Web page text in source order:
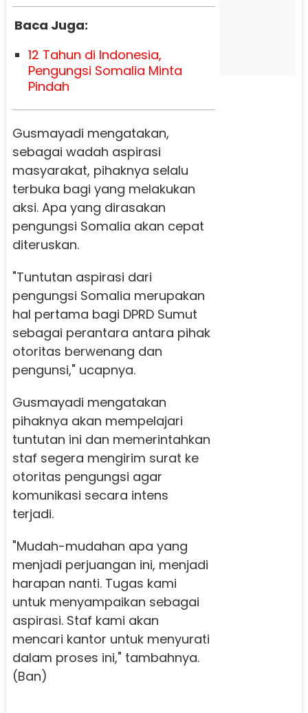
Baca Juga:
12 Tahun di Indonesia,
Pengungsi Somalia Minta
Pindah
Gusmayadi mengatakan,
sebagai wadah aspirasi
masyarakat, pihaknya selalu
terbuka bagi yang melakukan
aksi. Apa yang dirasakan
pengungsi Somalia akan cepat
diteruskan.
"Tuntutan aspirasi dari
pengungsi Somalia merupakan
hal pertama bagi DPRD Sumut
sebagai perantara antara pihak
otoritas berwenang dan
pengunsi," ucapnya.
Gusmayadi mengatakan
pihaknya akan mempelajari
tuntutan ini dan memerintahkan
staf segera mengirim surat ke
otoritas pengungsi agar
komunikasi secara intens
terjadi.
"Mudah-mudahan apa yang
menjadi perjuangan ini, menjadi
harapan nanti. Tugas kami
untuk menyampaikan sebagai
aspirasi. Staf kami akan
mencari kantor untuk menyurati
dalam proses ini," tambahnya.
(Ban)